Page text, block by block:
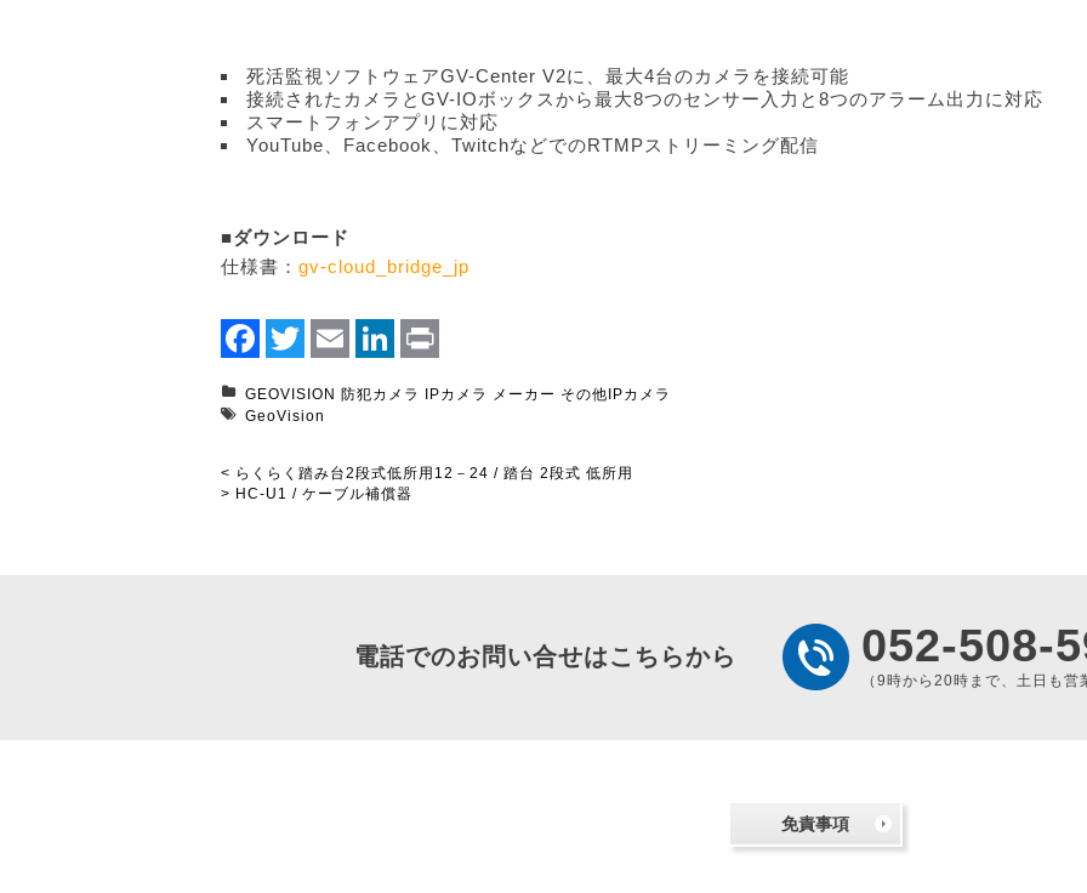
死活監視ソフトウェアGV-Center V2に、最大4台のカメラを接続可能
接続されたカメラとGV-IOボックスから最大8つのセンサー入力と8つのアラーム出力に対応
スマートフォンアプリに対応
YouTube、Facebook、TwitchなどでのRTMPストリーミング配信
■ダウンロード
仕様書： gv-cloud_bridge_jp
GEOVISION 防犯カメラ IPカメラ メーカー その他IPカメラ
GeoVision
< らくらく踏み台2段式低所用12－24 / 踏台 2段式 低所用
> HC-U1 / ケーブル補償器
電話でのお問い合せはこちらから 052-508-
（9時から20時まで、土日も営
免責事項